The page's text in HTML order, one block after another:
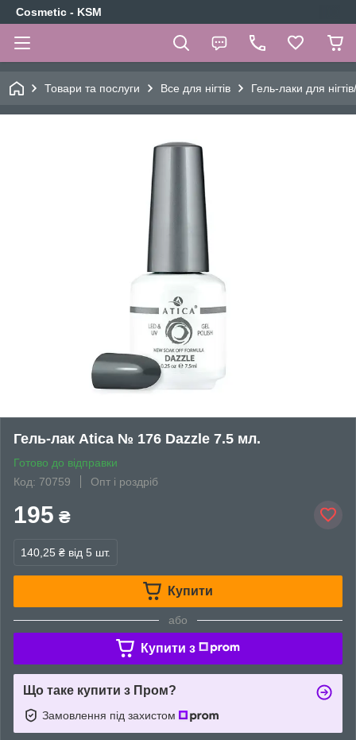
Cosmetic - KSM
Товари та послуги Все для нігтів Гель-лаки для
Гель-лак Atica № 176 Dazzle 7.5 мл.
Готово до відправки
Код: 70759
Опт і роздріб
195 ₴
140,25 ₴ від 5 шт.
Купити
або
Купити з
Що таке купити з Пром?
Замовлення під захистом